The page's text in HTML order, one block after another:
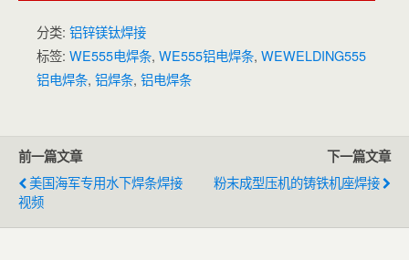
分类: 铝锌镁钛焊接
标签: WE555电焊条, WE555铝电焊条, WEWELDING555
铝电焊条, 铝焊条, 铝电焊条
前一篇文章
美国海军专用水下焊条焊接
视频
下一篇文章
粉末成型压机的铸铁机座焊接